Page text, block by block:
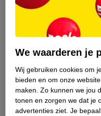
luchtvochtigheid in huis en
Lees ook onze tips voor als
Draag een oogmasker
om een verduisterend
Probeer bijvoorbeeld het
is niet zomaar een
hypoallergene korreltjes, die
We waarderen je
Wij gebruiken cookies om
bieden en om onze
maken. Zo kunnen we jou
tonen en zorgen we dat je
advertenties ziet. Je